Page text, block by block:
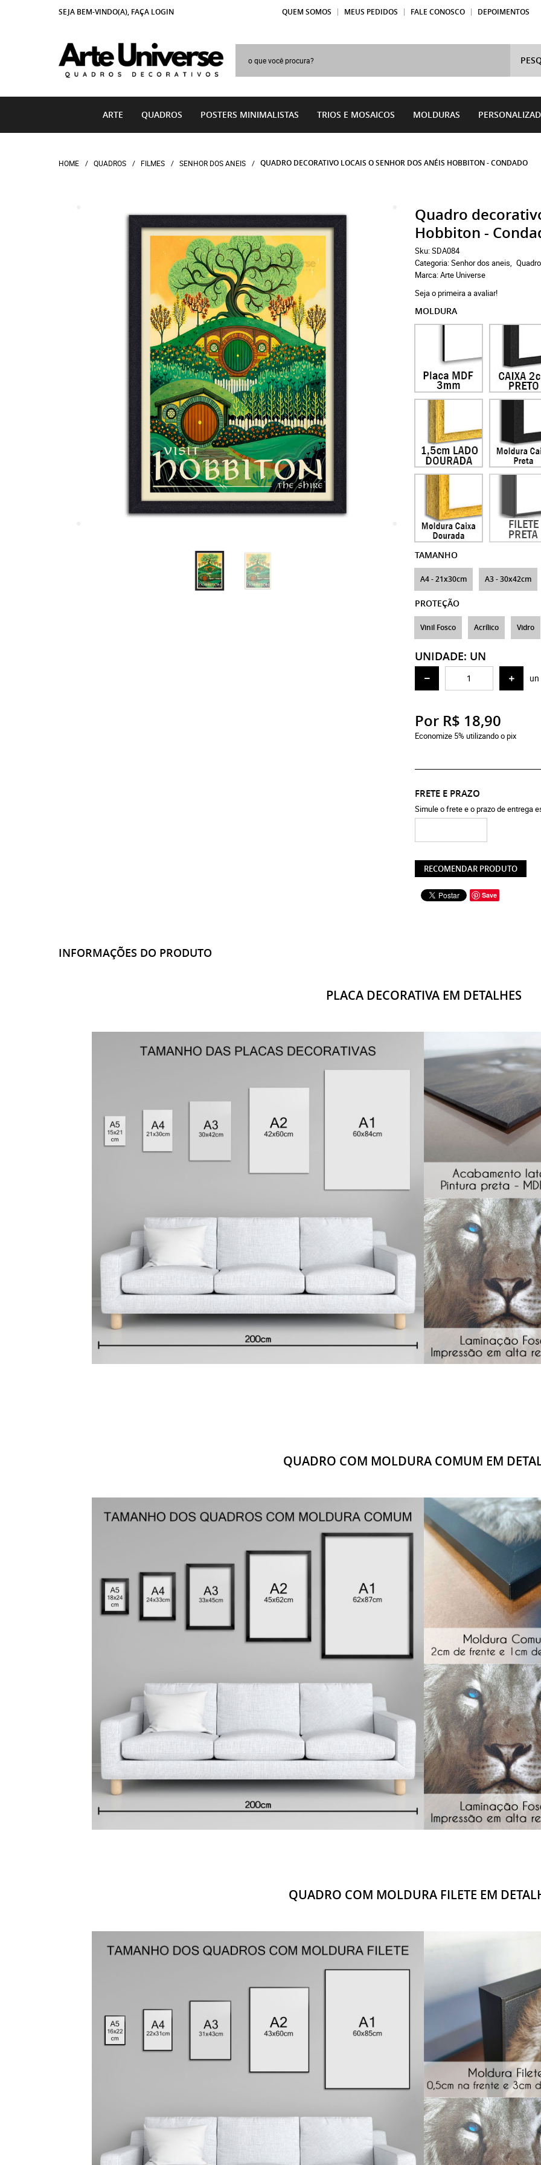
SEJA BEM-VINDO(A), FAÇA LOGIN QUEM SOMOS MEUS PEDIDOS FALE CONOSCO DEPOIMENTOS
ARTE QUADROS POSTERS MINIMALISTAS TRIOS E MOSAICOS MOLDURAS
HOME QUADROS FILMES SENHOR DOS ANEIS QUADRO DECORATIVO LOCAIS O SENHOR DOS ANÉIS HOBBITON - CONDADO
Quadro
Hobbiton -
Sku:SDA084
Categoria:Senhor dos aneis
Marca:Arte Universe
Seja o primeira a avaliar!
MOLDURA
TAMANHO
A4 - 21x30cm A3 - 30x42cm
PROTEÇÃO
Vinil Fosco Acrílico Vidro
UNIDADE: UN
un
Por R$ 18,90
Economize 5% utilizando o pix
FRETE E PRAZO
Simule o frete e o prazo de entrega
RECOMENDAR PRODUTO
Save
INFORMAÇÕES DO PRODUTO
PLACA DECORATIVA EM DETALHES
QUADRO COM MOLDURA COMUM EM
QUADRO COM MOLDURA FILETE EM